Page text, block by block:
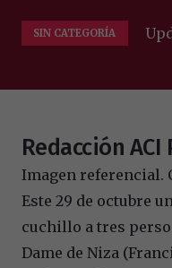
SIN CATEGORÍA
Redacción ACI
Imagen referencial.
Este 29 de octubre
cuchillo a tres
Dame de Niza